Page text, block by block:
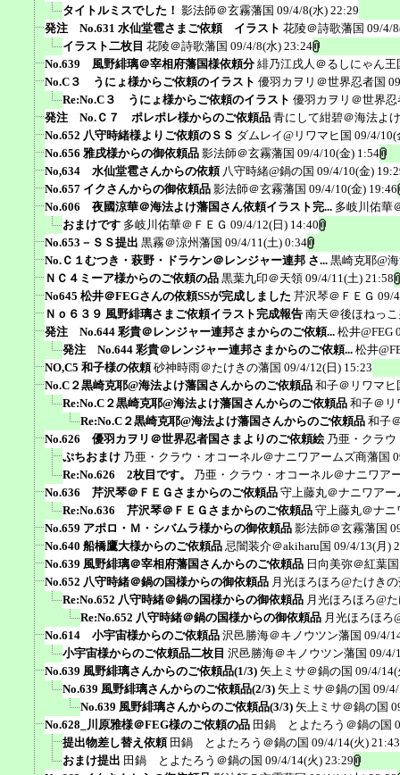
タイトルミスでした！ 影法師＠玄霧藩国 09/4/8(水) 22:29
発注 No.631 水仙堂雹さまご依頼 イラスト 花陵＠詩歌藩国 09/4/
イラスト二枚目 花陵＠詩歌藩国 09/4/8(水) 23:24
No.639 風野緋璃＠宰相府藩国様依頼分 緋乃江戌人＠るしにゃん王
No.C３ うにょ様からご依頼のイラスト 優羽カヲリ＠世界忍者国
Re:No.C３ うにょ様からご依頼のイラスト 優羽カヲリ＠世界忍
発注 No.Ｃ７ ポレポレ様からのご依頼品 青にして紺碧＠海法よ
No.652 八守時緒様よりご依頼のＳＳ ダムレイ@リワマヒ国 09/4/10(
No.656 雅戌様からの御依頼品 影法師＠玄霧藩国 09/4/10(金) 1:54
No,634 水仙堂雹さんからの依頼 八守時緒@鍋の国 09/4/10(金)
No.657 イクさんからの御依頼品 影法師＠玄霧藩国 09/4/10(金) 19:46
No.606 夜國涼華＠海法よけ藩国さん依頼イラスト完... 多岐川佑華
おまけです 多岐川佑華＠ＦＥＧ 09/4/12(日) 14:40
No.653－ＳＳ提出 黒霧＠涼州藩国 09/4/11(土) 0:34
No.Ｃ１むつき・萩野・ドラケン＠レンジャー連邦 さ... 黒崎克耶@
ＮＣ４ミーア様からのご依頼の品 黒葉九印＠天領 09/4/11(土) 21:58
No645 松井＠FEGさんの依頼SSが完成しました 芹沢琴＠ＦＥＧ 09/
Ｎｏ６３９ 風野緋璃さまご依頼イラスト完成報告 南天＠後ほねっ
発注 No.644 彩貴＠レンジャー連邦さまからのご依頼... 松井@FEG
発注 No.644 彩貴＠レンジャー連邦さまからのご依頼... 松井
NO,C5 和子様の依頼 砂神時雨＠たけきの藩国 09/4/12(日) 15:23
No.C２黒崎克耶@海法よけ藩国さんからのご依頼品 和子＠リワマヒ
Re:No.C２黒崎克耶@海法よけ藩国さんからのご依頼品 和子＠リ
Re:No.C２黒崎克耶@海法よけ藩国さんからのご依頼品 和子
No.626 優羽カヲリ＠世界忍者国さまよりのご依頼絵 乃亜・クラ
ぷちおまけ 乃亜・クラウ・オコーネル＠ナニワアームズ商藩国
Re:No.626 2枚目です。
乃亜・クラウ・オコーネル＠ナニワア
No.636 芹沢琴＠ＦＥＧさまからのご依頼品 守上藤丸＠ナニワアー
Re:No.636 芹沢琴＠ＦＥＧさまからのご依頼品 守上藤丸＠ナ
No.659 アポロ・Ｍ・シバムラ様からの御依頼品 影法師＠玄霧藩国
No.640 船橋鷹大様からのご依頼品 忌闇装介＠akiharu国 09/4/13(月)
No.639 風野緋璃＠宰相府藩国さんからのご依頼品 日向美弥＠紅葉国
No.652 八守時緒＠鍋の国様からの御依頼品 月光ほろほろ@たけき
Re:No.652 八守時緒＠鍋の国様からの御依頼品 月光ほろほろ@
Re:No.652 八守時緒＠鍋の国様からの御依頼品 月光ほろほろ
No.614 小宇宙様からのご依頼品 沢邑勝海＠キノウツン藩国 09/4/
小宇宙様からのご依頼品二枚目 沢邑勝海＠キノウツン藩国 09/4/
No.639 風野緋璃さんからのご依頼品(1/3) 矢上ミサ＠鍋の国 09/4/14(
No.639 風野緋璃さんからのご依頼品(2/3) 矢上ミサ＠鍋の国 09/
No.639 風野緋璃さんからのご依頼品(3/3) 矢上ミサ＠鍋の国
No.628_川原雅様＠FEG様のご依頼の品 田鍋 とよたろう＠鍋の国
提出物差し替え依頼 田鍋 とよたろう＠鍋の国 09/4/14(火) 21:43
おまけ提出 田鍋 とよたろう＠鍋の国 09/4/14(火) 23:29